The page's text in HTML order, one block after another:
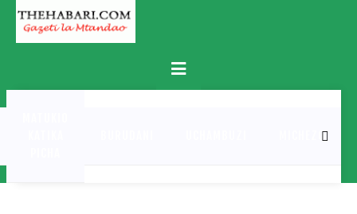
Skip
content
Primary
Menu
MICHEZO